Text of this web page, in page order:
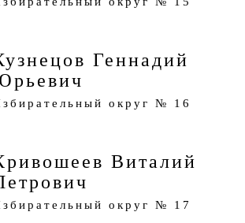
Геннадий
округ № 16
Виталий
округ № 17